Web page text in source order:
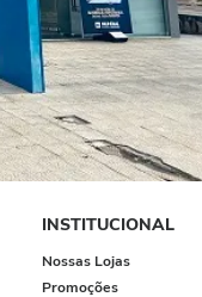
INSTITUCIONAL
Nossas Lojas
Promoções